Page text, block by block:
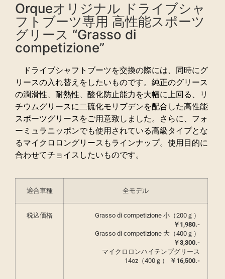
Orqueオリジナル ドライブシャ
フトブーツ専用 高性能スポーツ
グリース “Grasso di
competizione”
ドライブシャフトブーツを交換の際には、同時にグ
リースの入れ替えをしたいものです。純正のグリース
の潤滑性、耐熱性、酸化防止能力を大幅に上回る、リ
チウムグリースに二硫化モリブデンを配合した高性能
スポーツグリースをご用意致しました。さらに、フォ
ーミュラニッポンでも使用されている高級タイプとな
るマイクロロングリースもラインナップ。使用目的に
合わせてチョイスしたいものです。
適合車種 全モデル
税込価格
Grasso di competizione 小（200ｇ）
￥1,980.-
Grasso di competizione 大（400ｇ）
￥3,300.-
マイクロロンハイテンプグリース
14oz（400ｇ）
￥16,500.-